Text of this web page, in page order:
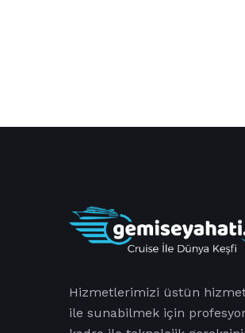
Hizmetlerimizi üstün
ile sunabilmek için